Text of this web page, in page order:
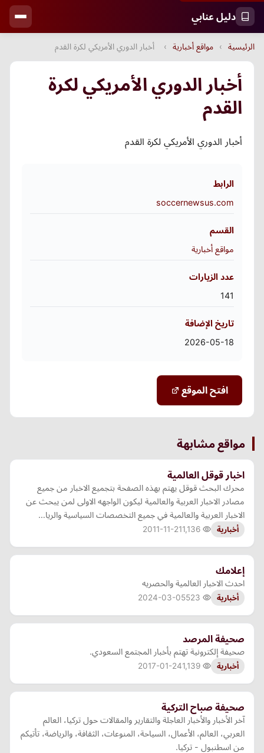
دليل عنابي
الرئيسية › مواقع أخبارية › أخبار الدوري الأمريكي لكرة القدم
أخبار الدوري الأمريكي لكرة
القدم
أخبار الدوري الأمريكي لكرة القدم
الرابط
soccernewsus.com
القسم
مواقع أخبارية
عدد الزيارات
141
تاريخ الإضافة
2026-05-18
افتح الموقع
مواقع مشابهة
اخبار قوقل العالمية
محرك البحث قوقل يهتم بهذه الصفحة بتجميع الاخبار من جميع
مصادر الاخبار العربية والعالمية ليكون الواجهه الاولى لمن يبحث عن
الاخبار العربية والعالمية في جميع التخصصات السياسية والريا…
أخبارية 2011-11-21
إعلامك
احدث الاخبار العالمية والحصريه
أخبارية 2024-03-05
صحيفة المرصد
صحيفة إلكترونية تهتم بأخبار المجتمع السعودي.
أخبارية 2017-01-24
صحيفة صباح التركية
آخر الأخبار والأخبار العاجلة والتقارير والمقالات حول تركيا، العالم
العربي، العالم، الأعمال، السياحة، المنوعات، الثقافة، والرياضة، تأتيكم
من اسطنبول - تركيا.